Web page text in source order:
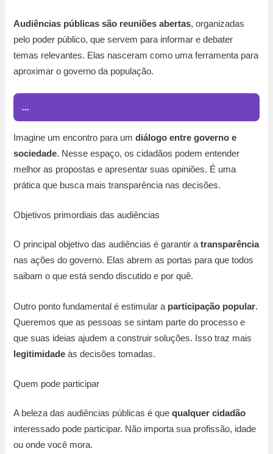
Audiências públicas são reuniões abertas, organizadas
pelo poder público, que servem para informar e debater
temas relevantes. Elas nasceram como uma ferramenta para
aproximar o governo da população.
...
Imagine um encontro para umdiálogo entre governo e
sociedade. Nesse espaço, os cidadãos podem entender
melhor as propostas e apresentar suas opiniões. É uma
prática que busca mais transparência nas decisões.
Objetivos primordiais das audiências
O principal objetivo das audiências é garantir atransparência
nas ações do governo. Elas abrem as portas para que todos
saibam o que está sendo discutido e por quê.
Outro ponto fundamental é estimular a participação popular.
Queremos que as pessoas se sintam parte do processo e
que suas ideias ajudem a construir soluções. Isso traz mais
legitimidade às decisões tomadas.
Quem pode participar
A beleza das audiências públicas é quequalquer cidadão
interessado pode participar. Não importa sua profissão, idade
ou onde você mora.